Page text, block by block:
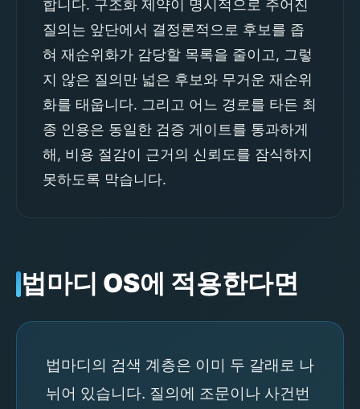
합니다. 구조화 제약이 명시적으로 주어진
질의는 앞단에서 결정론적으로 후보를 좁
혀 재순위화가 감당할 목록을 줄이고, 그렇
지 않은 질의만 넓은 후보와 무거운 재순위
화를 태웁니다. 그리고 어느 경로를 타든 최
종 인용은 동일한 검증 게이트를 통과하게
해, 비용 절감이 근거의 신뢰도를 잠식하지
못하도록 막습니다.
법마디 OS에 적용한다면
법마디의 검색 계층은 이미 두 갈래로 나
뉘어 있습니다. 질의에 조문이나 사건번